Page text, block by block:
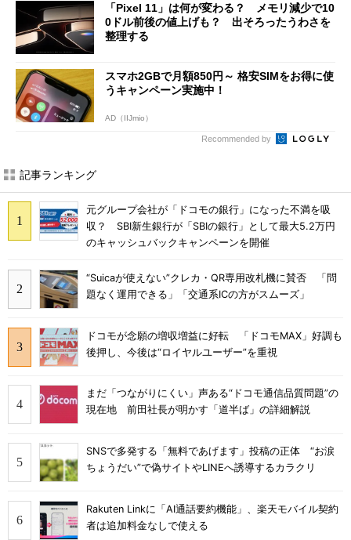
「Pixel 11」は何が変わる？ メモリ減少で10
0ドル前後の値上げも？ 出そろったうわさを
整理する
スマホ2GBで月額850円～ 格安SIMをお得に使
うキャンペーン実施中！
AD（IIJmio）
Recommended by
記事ランキング
元グループ会社が「ドコモの銀行」になった不満を吸
収？ SBI新生銀行が「SBIの銀行」として最大5.2万円
のキャッシュバックキャンペーンを開催
“Suicaが使えない”クレカ・QR専用改札機に賛否 「問
題なく運用できる」「交通系ICの方がスムーズ」
ドコモが念願の増収増益に好転 「ドコモMAX」好調も
後押し、今後は“ロイヤルユーザー”を重視
まだ「つながりにくい」声ある“ドコモ通信品質問題”の
現在地 前田社長が明かす「道半ば」の詳細解説
SNSで多発する「無料であげます」投稿の正体 “お涙
ちょうだい”で偽サイトやLINEへ誘導するカラクリ
Rakuten Linkに「AI通話要約機能」、楽天モバイル契約
者は追加料金なしで使える